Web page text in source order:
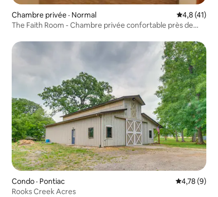
Chambre privée · Normal Note
4,8 (41)
The Faith Room - Chambre privée confortable près de
Condo · Pontiac Note
4,78 (9)
Rooks Creek Acres